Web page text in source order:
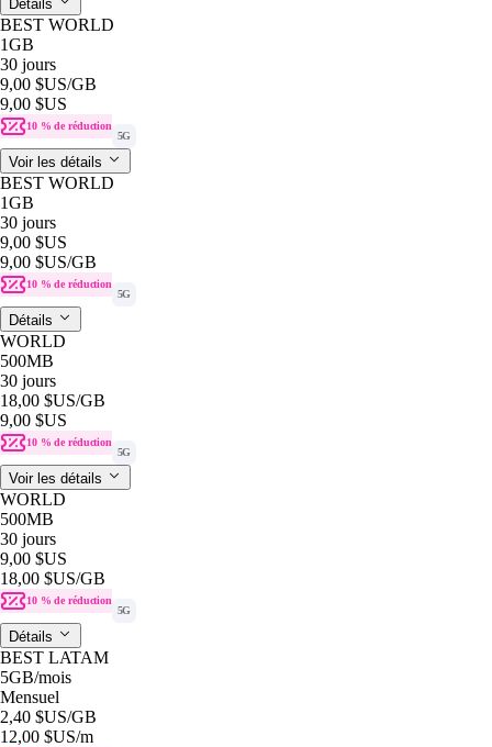
Détails
BEST WORLD
1GB
30 jours
9,00 $US/GB
9,00 $US
10 % de réduction
5G
Voir les détails
BEST WORLD
1GB
30 jours
9,00 $US
9,00 $US/GB
10 % de réduction
5G
Détails
WORLD
500MB
30 jours
18,00 $US/GB
9,00 $US
10 % de réduction
5G
Voir les détails
WORLD
500MB
30 jours
9,00 $US
18,00 $US/GB
10 % de réduction
5G
Détails
BEST LATAM
5GB/mois
Mensuel
2,40 $US/GB
12,00 $US/m